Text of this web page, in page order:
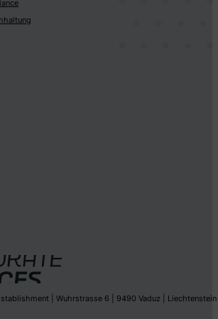
| Wuhrstrasse 6 | 9490 Vaduz | Liechtenstein